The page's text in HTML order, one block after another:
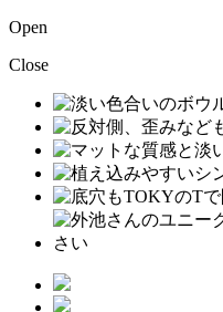
Open
Close